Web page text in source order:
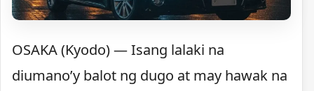
OSAKA (Kyodo) — Isang lalaki na
diumano’y balot ng dugo at may hawak na